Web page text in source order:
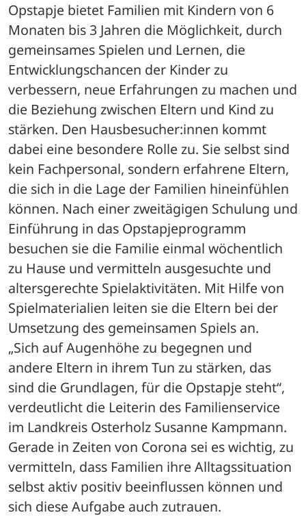
Opstapje bietet Familien mit Kindern von 6
Monaten bis 3 Jahren die Möglichkeit, durch
gemeinsames Spielen und Lernen, die
Entwicklungschancen der Kinder zu
verbessern, neue Erfahrungen zu machen und
die Beziehung zwischen Eltern und Kind zu
stärken. Den Hausbesucher:innen kommt
dabei eine besondere Rolle zu. Sie selbst sind
kein Fachpersonal, sondern erfahrene Eltern,
die sich in die Lage der Familien hineinfühlen
können. Nach einer zweitägigen Schulung und
Einführung in das Opstapjeprogramm
besuchen sie die Familie einmal wöchentlich
zu Hause und vermitteln ausgesuchte und
altersgerechte Spielaktivitäten. Mit Hilfe von
Spielmaterialien leiten sie die Eltern bei der
Umsetzung des gemeinsamen Spiels an.
„Sich auf Augenhöhe zu begegnen und
andere Eltern in ihrem Tun zu stärken, das
sind die Grundlagen, für die Opstapje steht“,
verdeutlicht die Leiterin des Familienservice
im Landkreis Osterholz Susanne Kampmann.
Gerade in Zeiten von Corona sei es wichtig, zu
vermitteln, dass Familien ihre Alltagssituation
selbst aktiv positiv beeinflussen können und
sich diese Aufgabe auch zutrauen.